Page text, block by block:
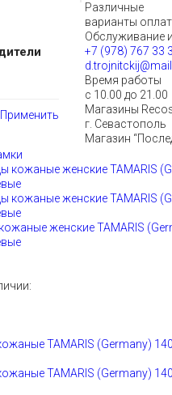
Применить
женские TAMARIS
Различные
варианты
Обслуживание
+7 (978) 767 33
Время работы
с 10.00 до 21.00
Магазины
г. Севастополь
Магазин